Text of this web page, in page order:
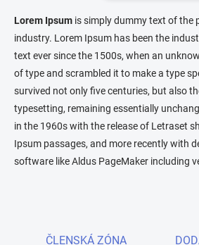
Lorem Ipsum is simply dummy text of the
industry. Lorem Ipsum has been the
text ever since the 1500s, when an
of type and scrambled it to make a type
survived not only five centuries, but also
typesetting, remaining essentially
in the 1960s with the release of Letraset
Ipsum passages, and more recently with
software like Aldus PageMaker including
ČLENSKÁ ZÓNA